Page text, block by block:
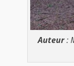
Auteur: